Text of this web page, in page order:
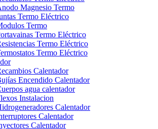
Magnesio Termo
Termo Eléctrico
Termo
Termo Eléctrico
Termo Eléctrico
Termo Eléctrico
Calentador
Encendido Calentador
agua calentador
Instalacion
Calentador
Calentador
Calentador